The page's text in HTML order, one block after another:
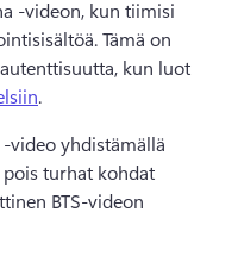
-videon, kun tiimisi
Tämä on
kun luot
.
video yhdistämällä
turhat kohdat
BTS-videon